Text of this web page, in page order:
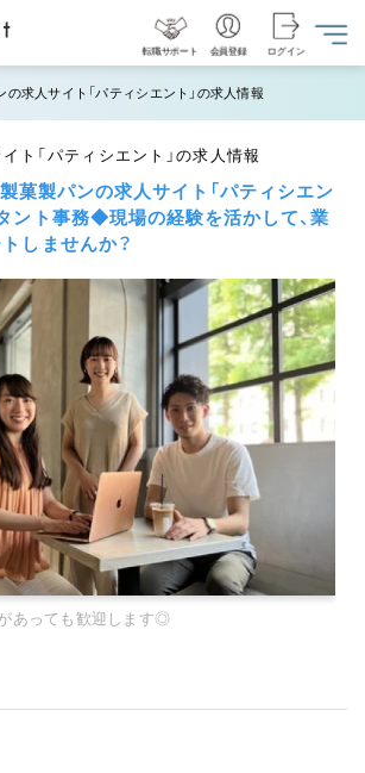
転職サポート 会員登録 ログイン
の求人サイト「パティシエント」の求人情報
ト「パティシエント」の求人情報
製菓製パンの求人サイト「パティシエン
ント事務◆現場の経験を活かして、業
しませんか？
あっても歓迎します◎